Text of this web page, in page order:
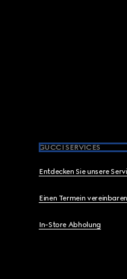
GUCCI SERVICES
Entdecken Sie unsere
Einen Termein vereinbaren
In-Store Abholung